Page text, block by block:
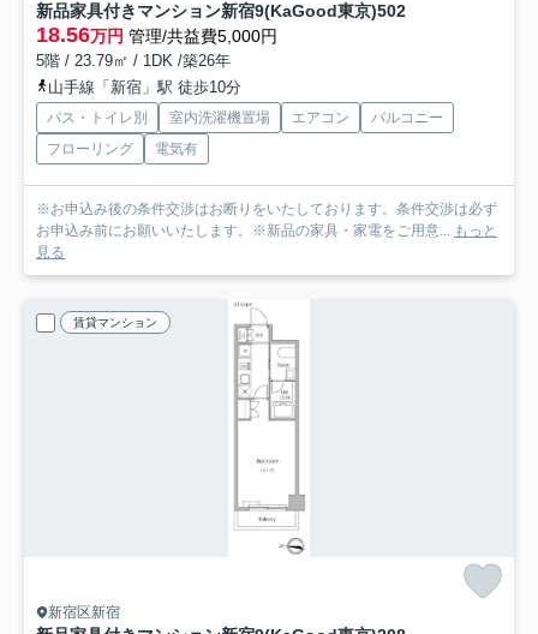
新品家具付きマンション新宿9(KaGood東京)502
18.56万円 管理/共益費5,000円
5階 / 23.79㎡ / 1DK /築26年
山手線「新宿」駅 徒歩10分
バス・トイレ別 室内洗濯機置場 エアコン
バルコニー
フローリング
電気有
※お申込み後の条件交渉はお断りをいたしております。条件交渉は必ず
お申込み前にお願いいたします。※新品の家具・家電をご用意... もっと
見る
賃貸マンション
新宿区新宿